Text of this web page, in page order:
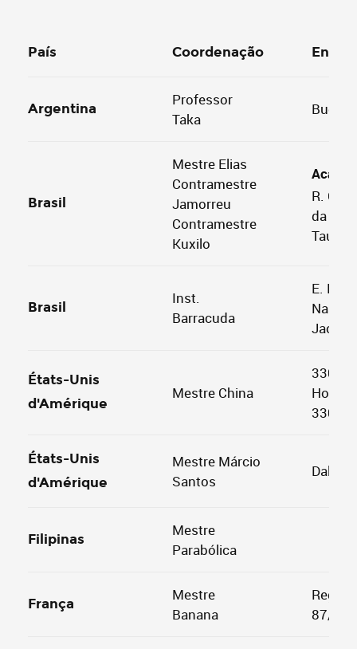
País Coordenação
Argentina
Professor
Taka
Brasil
Mestre Elias
Contramestre
Jamorreu
Contramestre
Kuxilo
R. Cel.
da
Brasil
Inst.
Barracuda
E. E.
États-Unis
d'Amérique
Mestre China
3300
33021,
États-Unis
d'Amérique
Mestre Márcio
Santos
Dalas,
Filipinas
Mestre
Parabólica
França
Mestre
Banana
87/